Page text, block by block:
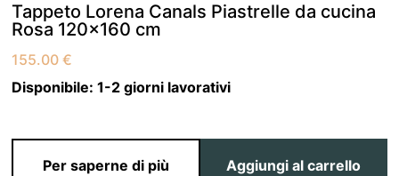
Tappeto Lorena Canals Piastrelle da cucina
Rosa 120×160 cm
155.00€
Disponibile:1-2 giorni lavorativi
Per saperne di più Aggiungi al carrello